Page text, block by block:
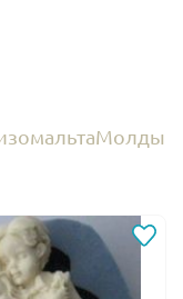
Молды